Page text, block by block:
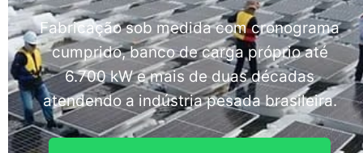
Fabricação sob medida com cronograma
cumprido, banco de carga próprio até
6.700 kW e mais de duas décadas
atendendo a indústria pesada brasileira.